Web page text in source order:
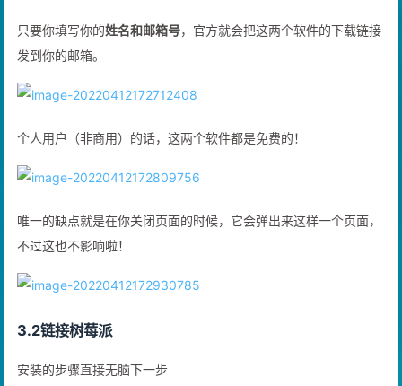
只要你填写你的姓名和邮箱号，官方就会把这两个软件的下载链接
发到你的邮箱。
个人用户（非商用）的话，这两个软件都是免费的！
唯一的缺点就是在你关闭页面的时候，它会弹出来这样一个页面，
不过这也不影响啦！
3.2链接树莓派
安装的步骤直接无脑下一步